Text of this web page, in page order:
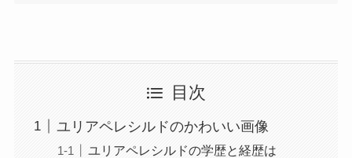
目次
ユリアペレシルドのかわいい画像
ユリアペレシルドの学歴と経歴は